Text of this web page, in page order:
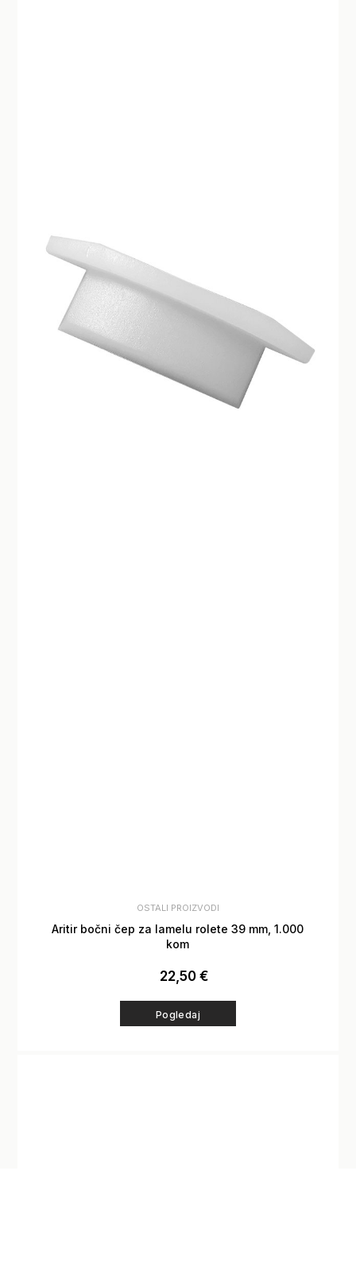
OSTALI PROIZVODI
Aritir bočni čep za lamelu rolete 39 mm, 1.000
kom
22,50 €
Pogledaj